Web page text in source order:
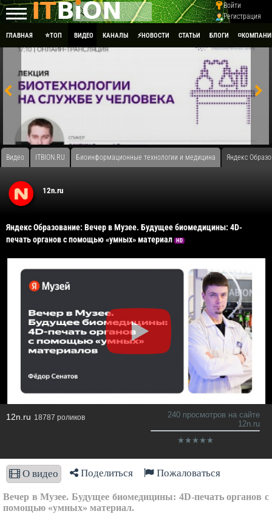
Войти
Регистрация
ГЛАВНАЯ ⭐ТОП ВИДЕО КАНАЛЫ ⚡НОВОСТИ СТАТЬИ БЛОГИ
Видео ITBION.RU Биоинформационные технологии и медицина Яндекс
12n.ru
Яндекс Образование: Вечер в Музее. Будущее биомедицины: 4D-
печать органов с помощью «умных» материал
HD
12n.ru 18787 роликов
240 просмотров на сайте
12n.ru
О видео Поделиться Пожаловаться
Вечер в Музее. Будущее биомедицины: 4D-печать органов с
помощью «умных» материал.